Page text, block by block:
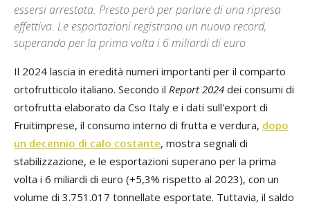
essersi arrestata. Presto però per parlare di una ripresa
effettiva. Le esportazioni registrano un nuovo record,
superando per la prima volta i 6 miliardi di euro
Il 2024 lascia in eredità numeri importanti per il comparto
ortofrutticolo italiano. Secondo il Report 2024 dei consumi di
ortofrutta elaborato da Cso Italy e i dati sull'export di
Fruitimprese, il consumo interno di frutta e verdura, dopo
un decennio di calo costante, mostra segnali di
stabilizzazione, e le esportazioni superano per la prima
volta i 6 miliardi di euro (+5,3% rispetto al 2023), con un
volume di 3.751.017 tonnellate esportate. Tuttavia, il saldo